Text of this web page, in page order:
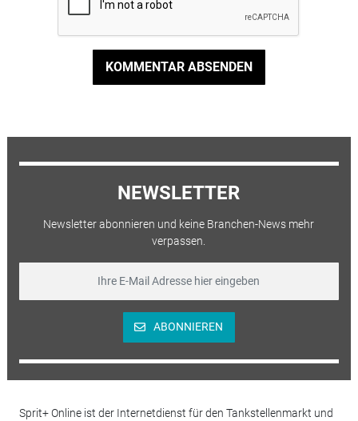
KOMMENTAR ABSENDEN
NEWSLETTER
Newsletter abonnieren und keine Branchen-News mehr
verpassen.
ABONNIEREN
Sprit+ Online ist der Internetdienst für den Tankstellenmarkt und